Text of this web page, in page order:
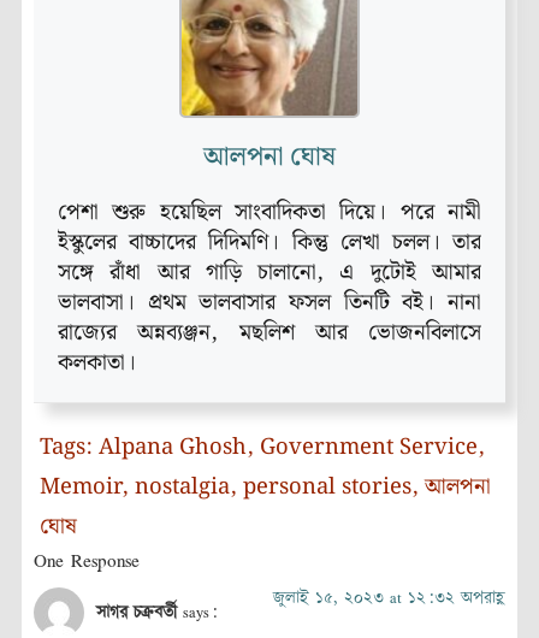
আলপনা ঘোষ
পেশা শুরু হয়েছিল সাংবাদিকতা দিয়ে। পরে নামী
ইস্কুলের বাচ্চাদের দিদিমণি। কিন্তু লেখা চলল। তার
সঙ্গে রাঁধা আর গাড়ি চালানো, এ দুটোই আমার
ভালবাসা। প্রথম ভালবাসার ফসল তিনটি ব‌ই। নানা
রাজ্যের অন্নব্যঞ্জন, মছলিশ আর ভোজনবিলাসে
কলকাতা।
Tags: Alpana Ghosh, Government Service,
Memoir, nostalgia, personal stories,আলপনা
ঘোষ
One Response
সাগর চক্রবর্তী says:
জুলাই ১৫, ২০২৩ at ১২:৩২ অপরাহ্ণ